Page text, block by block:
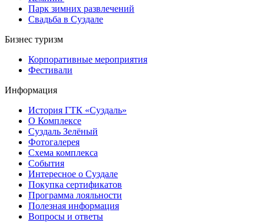
Парк зимних развлечений
Свадьба в Суздале
Бизнес туризм
Корпоративные мероприятия
Фестивали
Информация
История ГТК «Суздаль»
О Комплексе
Суздаль Зелёный
Фотогалерея
Схема комплекса
Cобытия
Интересное о Суздале
Покупка сертификатов
Программа лояльности
Полезная информация
Вопросы и ответы